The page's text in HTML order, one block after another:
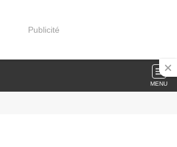
Publicité
MENU